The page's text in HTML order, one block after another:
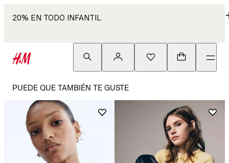
20% EN TODO INFANTIL
PUEDE QUE TAMBIÉN TE GUSTE